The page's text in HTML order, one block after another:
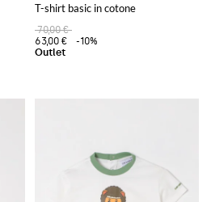
T-shirt basic in cotone
70,00 €
63,00 €
-10%